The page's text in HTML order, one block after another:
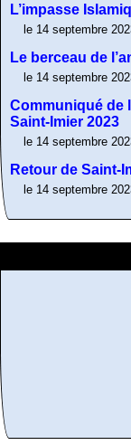
L’impasse
le 14 septembre
Le berceau de
le 14 septembre
Communiqué de
Saint-Imier 2023
le 14 septembre
Retour de Saint-
le 14 septembre